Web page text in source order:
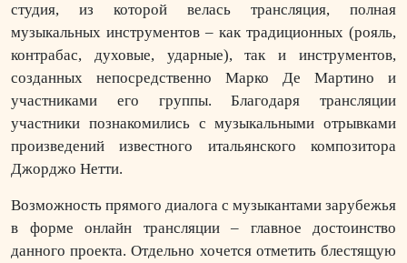
студия, из которой велась трансляция, полная
музыкальных инструментов – как традиционных (рояль,
контрабас, духовые, ударные), так и инструментов,
созданных непосредственно Марко Де Мартино и
участниками его группы. Благодаря трансляции
участники познакомились с музыкальными отрывками
произведений известного итальянского композитора
Джорджо Нетти.
Возможность прямого диалога с музыкантами зарубежья
в форме онлайн трансляции – главное достоинство
данного проекта. Отдельно хочется отметить блестящую